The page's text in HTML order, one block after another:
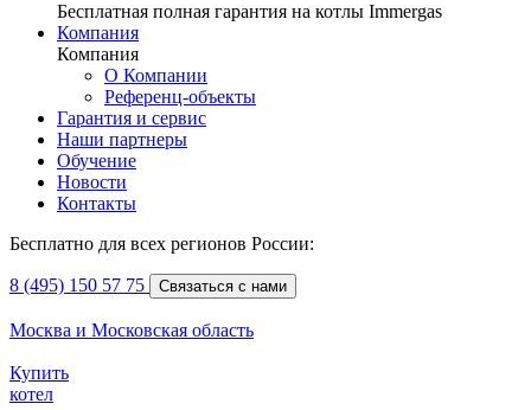
Бесплатная полная гарантия на котлы Immergas
Компания
Компания
О Компании
Референц-объекты
Гарантия и сервис
Наши партнеры
Обучение
Новости
Контакты
Бесплатно для всех регионов России:
8 (495) 150 57 75 Связаться с нами
Москва и Московская область
Купить
котел